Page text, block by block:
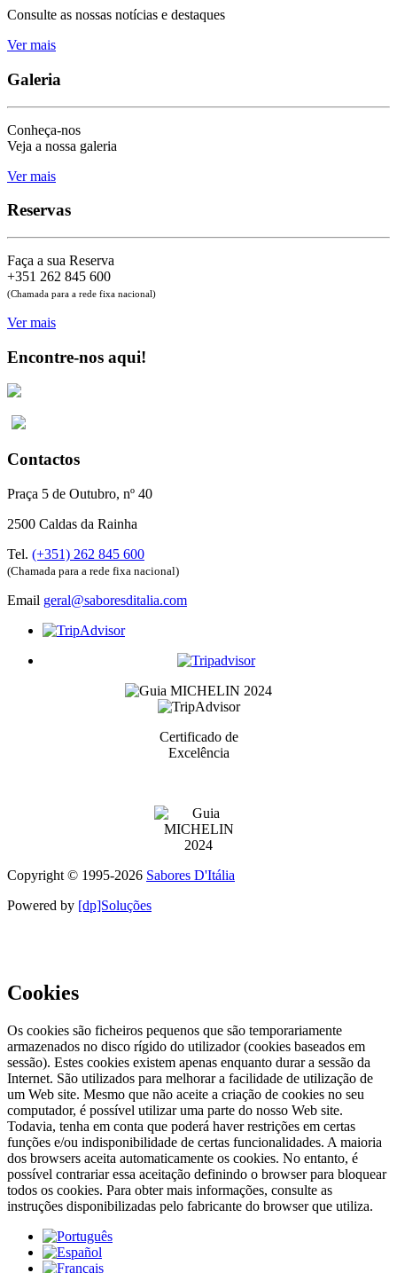
Consulte as nossas notícias e destaques
Ver mais
Galeria
Conheça-nos
Veja a nossa galeria
Ver mais
Reservas
Faça a sua Reserva
+351 262 845 600
(Chamada para a rede fixa nacional)
Ver mais
Encontre-nos aqui!
Contactos
Praça 5 de Outubro, nº 40
2500 Caldas da Rainha
Tel. (+351) 262 845 600
(Chamada para a rede fixa nacional)
Email geral@saboresditalia.com
Certificado de
Excelência
Copyright © 1995-2026 Sabores D'Itália
Powered by [dp]Soluções
Cookies
Os cookies são ficheiros pequenos que são temporariamente
armazenados no disco rígido do utilizador (cookies baseados em
sessão). Estes cookies existem apenas enquanto durar a sessão da
Internet. São utilizados para melhorar a facilidade de utilização de
um Web site. Mesmo que não aceite a criação de cookies no seu
computador, é possível utilizar uma parte do nosso Web site.
Todavia, tenha em conta que poderá haver restrições em certas
funções e/ou indisponibilidade de certas funcionalidades. A maioria
dos browsers aceita automaticamente os cookies. No entanto, é
possível contrariar essa aceitação definindo o browser para bloquear
todos os cookies. Para obter mais informações, consulte as
instruções disponibilizadas pelo fabricante do browser que utiliza.